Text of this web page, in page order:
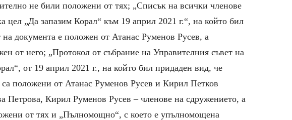
не били положени от тях; „Списък на всички членове
цел „Да запазим Корал“ към 19 април 2021 г.“, на който бил
документа е положен от Атанас Руменов Русев, а
от него; „Протокол от събрание на Управителния съвет на
от 19 април 2021 г., на който бил придаден вид, че
положени от Атанас Руменов Русев и Кирил Петков
Петрова, Кирил Руменов Русев – членове на сдружението, а
от тях и „Пълномощно“, с което е упълномощена